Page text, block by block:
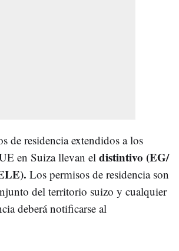
de residencia extendidos a los
en Suiza llevan el distintivo (EG/
Los permisos de residencia son
del territorio suizo y cualquier
deberá notificarse al